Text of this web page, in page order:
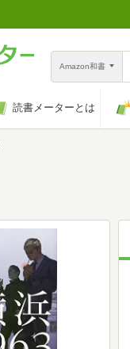
Amazon和書
読書メーターとは